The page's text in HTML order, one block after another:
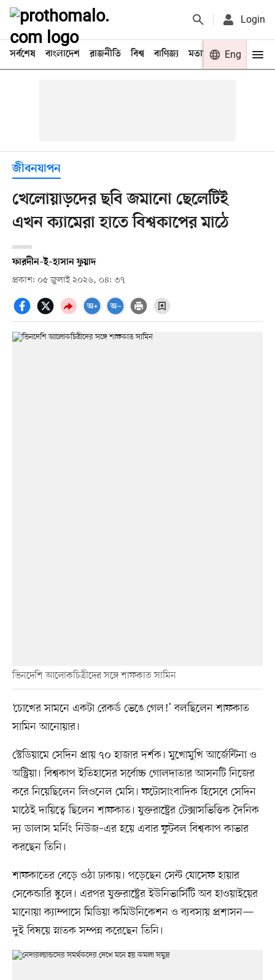
Login
সর্বশেষ বাংলাদেশ রাজনীতি বিশ্ব বাণিজ্য মতামত খেলা
Eng
জীবনযাপন
খেলোয়াড়দের ছবি জমানো ছেলেটিই
এখন ক্যামেরা হাতে বিশ্বকাপের মাঠে
ফারদীন–ই–হাসান ফুয়াদ
প্রকাশ: ০৫ জুলাই ২০২৬, ০৪: ৩৭
ভিনদেশি আলোকচিত্রীদের সঙ্গে শাফকাত সামিন
‘চোখের সামনে একটা রেকর্ড ভেঙে গেল!’ বলছিলেন শাফকাত
সামিন আনোয়ার।
স্টেডিয়ামে সেদিন প্রায় ৭০ হাজার দর্শক। মুখোমুখি আর্জেন্টিনা ও
অস্ট্রিয়া। বিশ্বকাপ ইতিহাসের সর্বোচ্চ গোলদাতার আসনটি নিজের
করে নিয়েছিলেন লিওনেল মেসি। ফটোসাংবাদিক হিসেবে সেদিন
মাঠেই দায়িত্বে ছিলেন শাফকাত। যুক্তরাষ্ট্রের টেক্সাসভিত্তিক দৈনিক
দ্য ডালাস মর্নিং নিউজ–এর হয়ে এবার ফুটবল বিশ্বকাপ কাভার
করছেন তিনি।
শাফকাতের বেড়ে ওঠা ঢাকায়। পড়েছেন সেন্ট যোসেফ হায়ার
সেকেন্ডারি স্কুলে। এরপর যুক্তরাষ্ট্রের ইউনিভার্সিটি অব হাওয়াইয়ের
মানোয়া ক্যাম্পাসে মিডিয়া কমিউনিকেশন ও ব্যবসায় প্রশাসন—
দুই বিষয়ে স্নাতক সম্পন্ন করেছেন তিনি।